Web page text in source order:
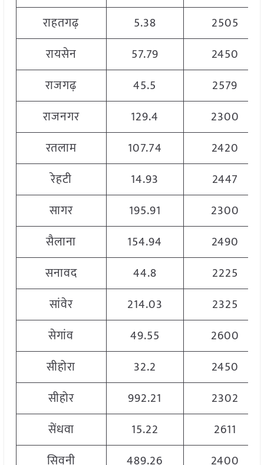
राहतगढ़
5.38
2505
रायसेन
57.79
2450
राजगढ़
45.5
2579
राजनगर
129.4
2300
रतलाम
107.74
2420
रेहटी
14.93
2447
सागर
195.91
2300
सैलाना
154.94
2490
सनावद
44.8
2225
सांवेर
214.03
2325
सेगांव
49.55
2600
सीहोरा
32.2
2450
सीहोर
992.21
2302
सेंधवा
15.22
2611